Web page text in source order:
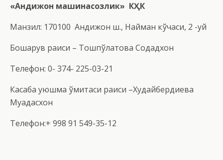
«Андижон машинасозлик» КҲК
Манзил: 170100 Андижон ш., Найман кўчаси, 2 -уй
Бошқарув раиси – Тошпўлатова Содадхон
Телефон: 0- 374- 225-03-21
Касаба уюшма қўмитаси раиси –Худайбердиева
Муқадасхон
Телефон:+ 998 91 549-35-12